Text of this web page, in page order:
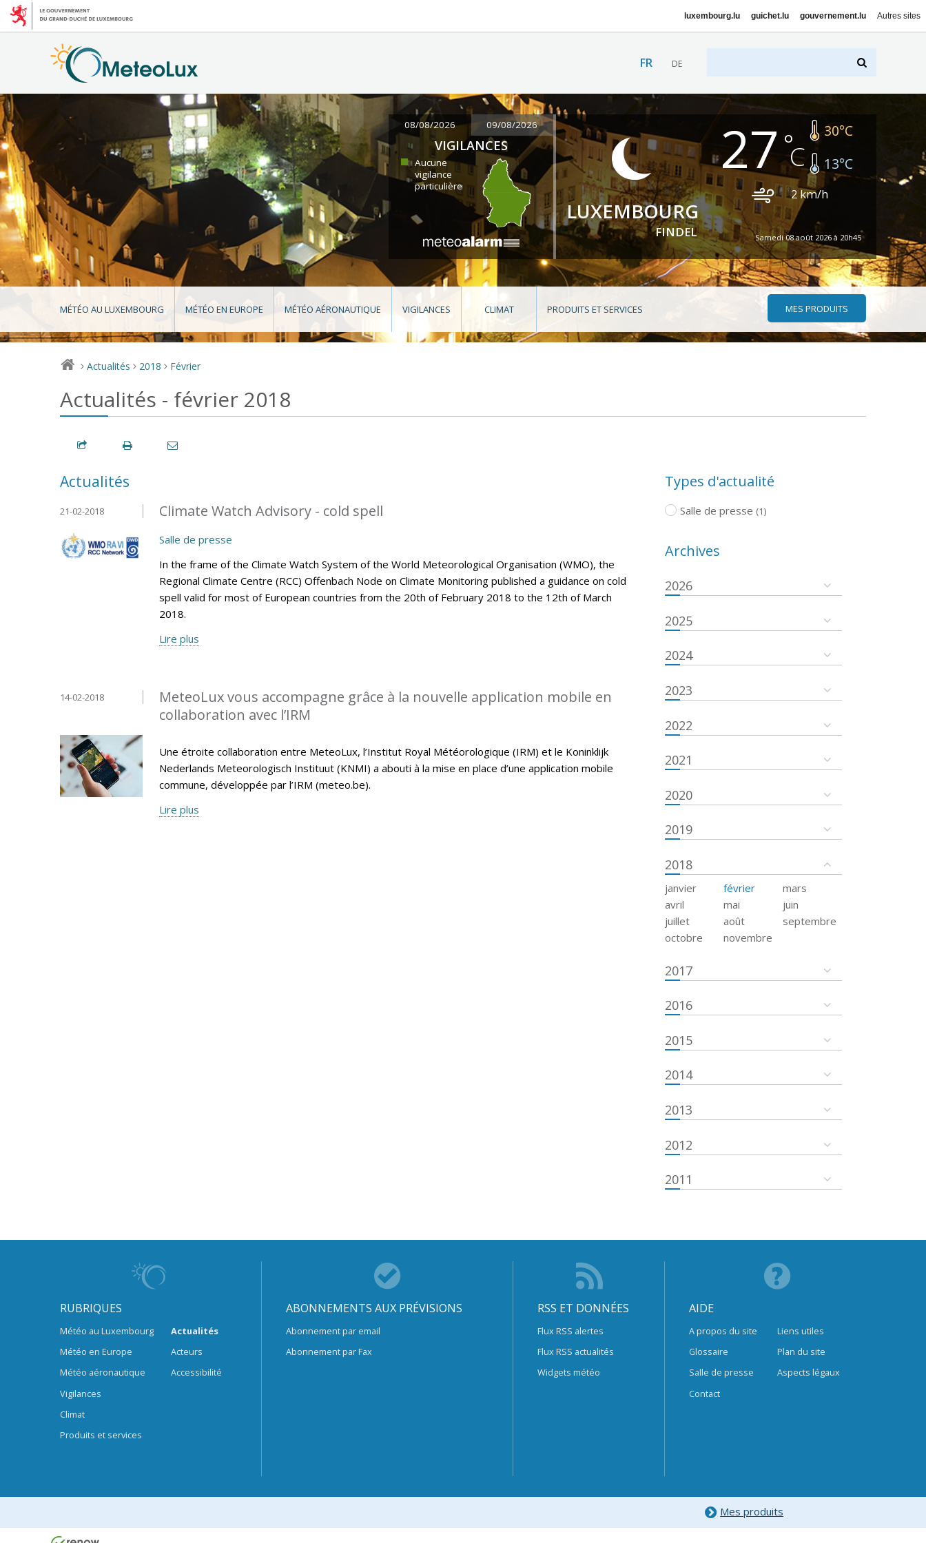
luxembourg.lu guichet.lu gouvernement.lu Autres sites
FR DE
08/08/2026 09/08/2026
VIGILANCES
Aucune
vigilance
particulière
LUXEMBOURG
FINDEL
27 30°C
13°C
2 km/h
Samedi 08 août 2026 à 20h45
MÉTÉO AU LUXEMBOURG MÉTÉO EN EUROPE MÉTÉO AÉRONAUTIQUE VIGILANCES CLIMAT PRODUITS ET SERVICES MES PRODUITS
> Actualités > 2018 > Février
Actualités - février 2018
Actualités
Climate Watch Advisory - cold spell
21-02-2018
Salle de presse
In the frame of the Climate Watch System of the World Meteorological Organisation (WMO), the
Regional Climate Centre (RCC) Offenbach Node on Climate Monitoring published a guidance on cold
spell valid for most of European countries from the 20th of February 2018 to the 12th of March
2018.
Lire plus
MeteoLux vous accompagne grâce à la nouvelle application mobile en
collaboration avec l’IRM
14-02-2018
Une étroite collaboration entre MeteoLux, l’Institut Royal Météorologique (IRM) et le Koninklijk
Nederlands Meteorologisch Instituut (KNMI) a abouti à la mise en place d’une application mobile
commune, développée par l’IRM (meteo.be).
Lire plus
Types d'actualité
Salle de presse (1)
Archives
2026
2025
2024
2023
2022
2021
2020
2019
2018
janvier février
mars
avril
mai
juin
juillet
août
septembre
octobre
novembre
2017
2016
2015
2014
2013
2012
2011
RUBRIQUES
Météo au Luxembourg
Météo en Europe
Météo aéronautique
Vigilances
Climat
Produits et services
Actualités
Acteurs
Accessibilité
ABONNEMENTS AUX PRÉVISIONS
Abonnement par email
Abonnement par Fax
RSS ET DONNÉES
Flux RSS alertes
Flux RSS actualités
Widgets météo
AIDE
A propos du site
Glossaire
Salle de presse
Contact
Liens utiles
Plan du site
Aspects légaux
Mes produits